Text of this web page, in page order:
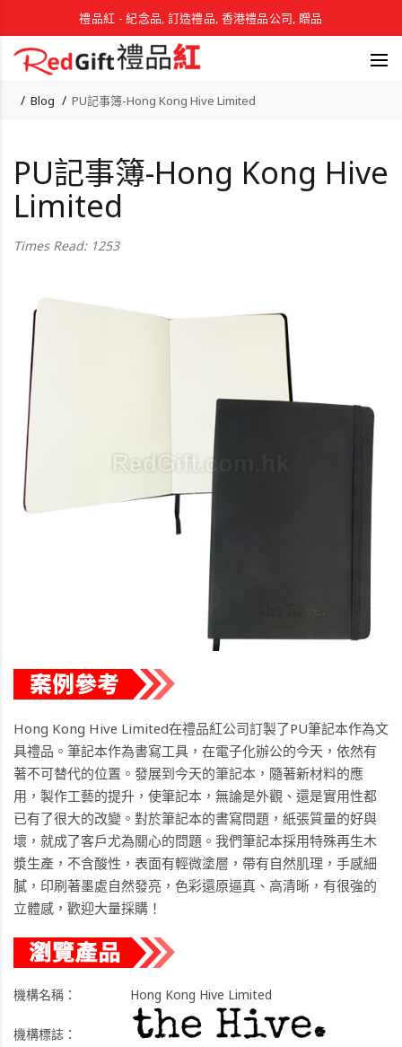
禮品紅 - 紀念品, 訂造禮品, 香港禮品公司, 贈品
Blog PU記事簿-Hong Kong Hive Limited
PU記事簿-Hong Kong Hive
Limited
Times Read: 1253
Hong Kong Hive Limited在禮品紅公司訂製了PU筆記本作為文
具禮品。筆記本作為書寫工具，在電子化辦公的今天，依然有
著不可替代的位置。發展到今天的筆記本，隨著新材料的應
用，製作工藝的提升，使筆記本，無論是外觀、還是實用性都
已有了很大的改變。對於筆記本的書寫問題，紙張質量的好與
壞，就成了客戶尤為關心的問題。我們筆記本採用特殊再生木
漿生產，不含酸性，表面有輕微塗層，帶有自然肌理，手感細
膩，印刷著墨處自然發亮，色彩還原逼真、高清晰，有很強的
立體感，歡迎大量採購！
機構名稱： Hong Kong Hive Limited
機構標誌：